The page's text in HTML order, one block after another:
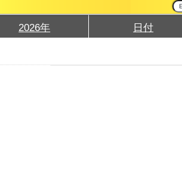
2026年 日付